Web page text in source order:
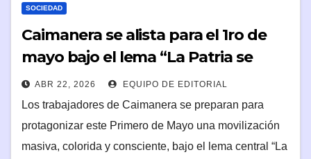
SOCIEDAD
Caimanera se alista para el 1ro de
mayo bajo el lema “La Patria se
Defiende”
ABR 22, 2026 EQUIPO DE EDITORIAL
Los trabajadores de Caimanera se preparan para
protagonizar este Primero de Mayo una movilización
masiva, colorida y consciente, bajo el lema central “La